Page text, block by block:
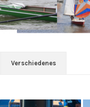
Verschiedenes